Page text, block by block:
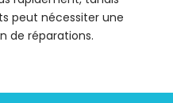
peut nécessiter une
de réparations.